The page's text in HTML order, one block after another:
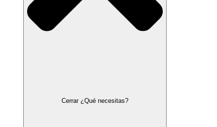
Cerrar ¿Qué necesitas?